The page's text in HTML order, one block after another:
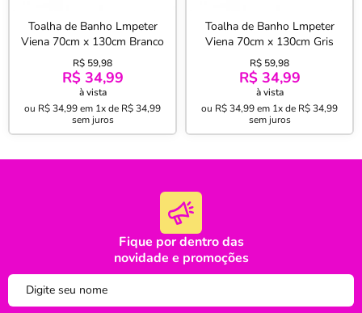
Toalha de Banho Lmpeter
Viena 70cm x 130cm Branco
R$ 59,98
R$ 34,99
à vista
ou R$ 34,99em 1x de R$ 34,99
sem juros
Toalha de Banho Lmpeter
Viena 70cm x 130cm Gris
R$ 59,98
R$ 34,99
à vista
ou R$ 34,99em 1x de R$ 34,99
sem juros
Fique por dentro das
novidade e promoções
tudo bem